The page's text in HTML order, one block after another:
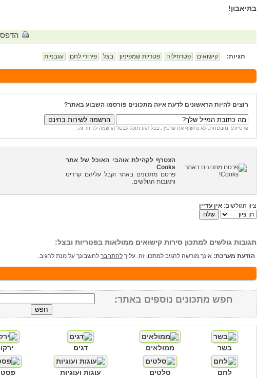
בתיאבון!
תגיות: קישואים פטרוזיליה פטריות שמפיניון בצל פירורי לחם עגבניות
רוצים להיות הראשונים לדעת איזה מתכונים פורסמו השבוע באתר?
פרטיותך מובטחת. לא נחשוף את פרטיך. בכל רגע תוכל לבטל הרשמה לדיוור זה.
הצטרף לקהילת אוהבי האוכל של אתר
Cooks
פרסם מתכונים באתר וקבל עליהם קרדיט
ותגובות הגולשים.
ציון הגולשים: אין עדיין
תגובות גולשים למתכון סירות קישואים ממולאות בפטריות ובצל:
הודעת מערכת: אינך מורשה להגיב למתכון זה. עליך להתחבר לחשבונך על מנת להגיב.
חפש מתכונים נוספים באתר:
בשר ממולאים דגים
לחם סלטים עוגות ועוגיות